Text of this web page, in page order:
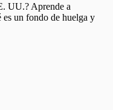
UU.? Aprende a
es un fondo de huelga y